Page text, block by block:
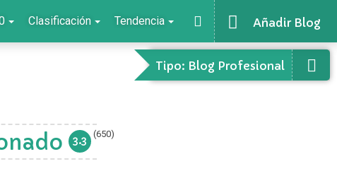
Añadir Blog
Clasificación Tendencia
Tipo: Blog Profesional
3.3 (650)